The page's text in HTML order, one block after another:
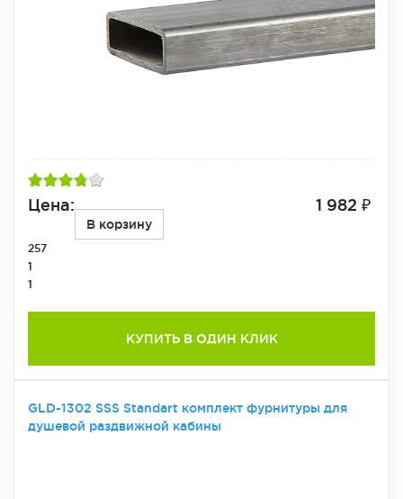
Цена: 1 982 ₽
В корзину
257
1
1
КУПИТЬ В ОДИН КЛИК
GLD-1302 SSS Standart комплект фурнитуры для
душевой раздвижной кабины